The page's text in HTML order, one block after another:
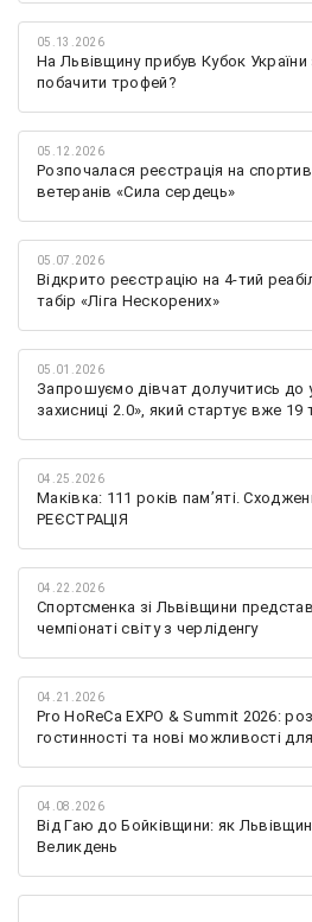
05.13.2026
На Львівщину прибув Кубок
побачити трофей?
05.12.2026
Розпочалася реєстрація на
ветеранів «Сила сердець»
05.07.2026
Відкрито реєстрацію на 4-тий
табір «Ліга Нескорених»
05.01.2026
Запрошуємо дівчат долучитись до
захисниці 2.0», який стартує вже 19
04.25.2026
Маківка: 111 років пам’яті.
РЕЄСТРАЦІЯ
04.22.2026
Спортсменка зі Львівщини
чемпіонаті світу з черліденгу
04.21.2026
Pro HoReCa EXPO & Summit 2026:
гостинності та нові можливості
04.08.2026
Від Гаю до Бойківщини: як
Великдень